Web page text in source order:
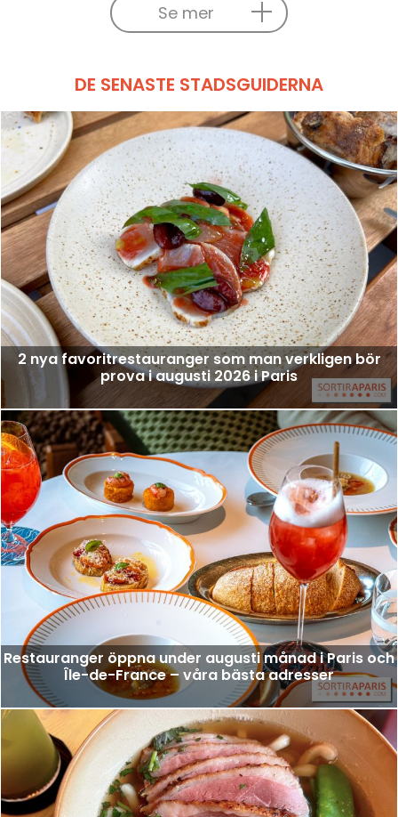
Se mer
DE SENASTE STADSGUIDERNA
2 nya favoritrestauranger som man verkligen bör
prova i augusti 2026 i Paris
Restauranger öppna under augusti månad i Paris och
Île-de-France – våra bästa adresser